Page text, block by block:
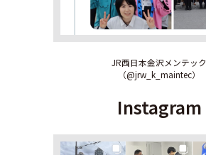
JR西日本金沢メンテック
（@jrw_k_maintec）
Instagram